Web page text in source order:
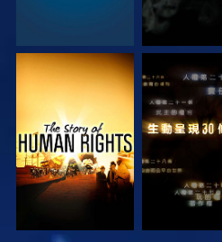
觀看 觀看